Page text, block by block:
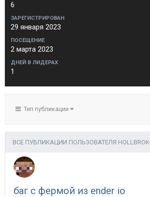
6
ЗАРЕГИСТРИРОВАН
29 января 2023
ПОСЕЩЕНИЕ
2 марта 2023
ДНЕЙ В ЛИДЕРАХ
1
Тип публикации
ВСЕ ПУБЛИКАЦИИ ПОЛЬЗОВАТЕЛЯ HOLLBROK
баг с фермой из ender io